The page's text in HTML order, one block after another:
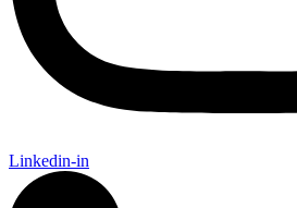
Linkedin-in